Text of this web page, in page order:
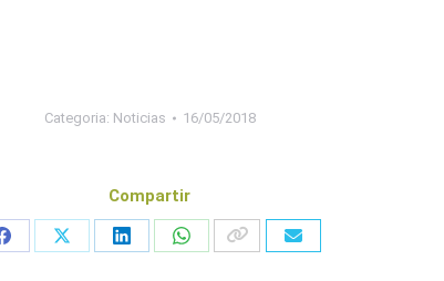
Categoria: Noticias 16/05/2018
Compartir
Share
Share
Share
Share